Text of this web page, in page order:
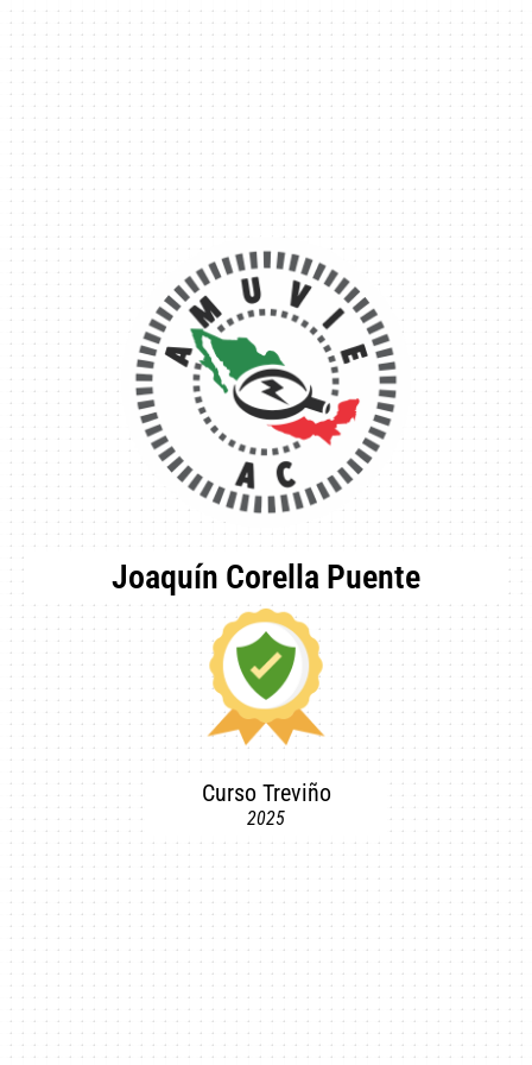
Joaquín Corella Puente
Curso Treviño
2025